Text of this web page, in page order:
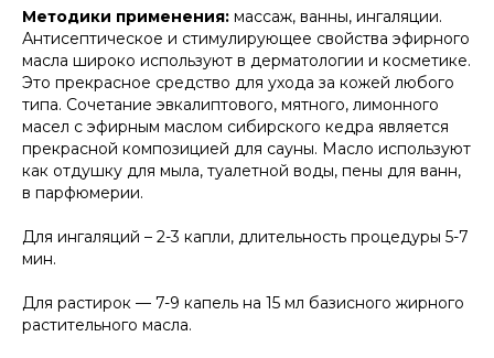
Методики применения: массаж, ванны, ингаляции.
Антисептическое и стимулирующее свойства эфирного
масла широко используют в дерматологии и косметике.
Это прекрасное средство для ухода за кожей любого
типа. Сочетание эвкалиптового, мятного, лимонного
масел с эфирным маслом сибирского кедра является
прекрасной композицией для сауны. Масло используют
как отдушку для мыла, туалетной воды, пены для ванн,
в парфюмерии.
Для ингаляций – 2-3 капли, длительность процедуры 5-7
мин.
Для растирок — 7-9 капель на 15 мл базисного жирного
растительного масла.